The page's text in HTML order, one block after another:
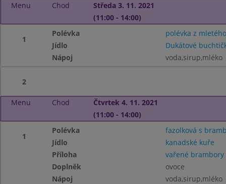
Menu Chod
Středa 3. 11. 2021
(11:00 - 14:00)
1
Polévka
polévka z
Jídlo
Dukátové
Nápoj
voda,sirup,mléko
2
Menu Chod
Čtvrtek 4. 11. 2021
(11:00 - 14:00)
1
Polévka
fazolková s
Jídlo
kanadské kuře
Příloha
vařené brambory
Doplněk
ovoce
Nápoj
voda,sirup,mléko